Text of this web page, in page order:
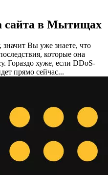
сайта в Мытищах
Вы уже знаете, что
которые она
Гораздо хуже, если DDoS-
прямо сейчас...